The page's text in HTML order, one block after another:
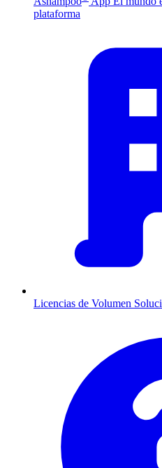
plataforma
Licencias de Volumen